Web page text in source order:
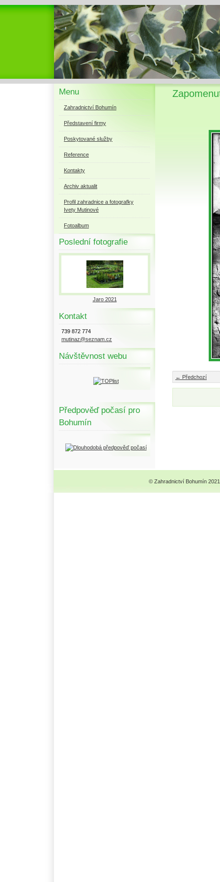
Menu
Zahradnictví Bohumín
Představení firmy
Poskytované služby
Reference
Kontakty
Archiv aktualit
Profil zahradnice a fotografky
Ivety Mutinové
Fotoalbum
Poslední fotografie
Jaro 2021
Kontakt
739 872 774
mutinaz@seznam.cz
Návštěvnost webu
Předpověď počasí pro
Bohumín
← Předchozí
© Zahradnictví Bohumín